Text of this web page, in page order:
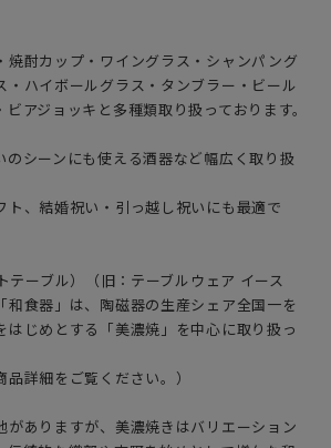
焼酎カップ・ワイングラス・シャンパング
・ハイボールグラス・タンブラー・ビール
アジョッキと多種類取り扱っております。
のシーンにも使える酒器など幅広く取り扱
ト、結婚祝い・引っ越し祝いにも最適で
テーブル）（旧：テーブルウェア イース
和食器」は、陶磁器の生産シェア全国一を
はじめとする「美濃焼」を中心に取り扱っ
品詳細をご覧ください。）
がありますが、美濃焼きはバリエーション